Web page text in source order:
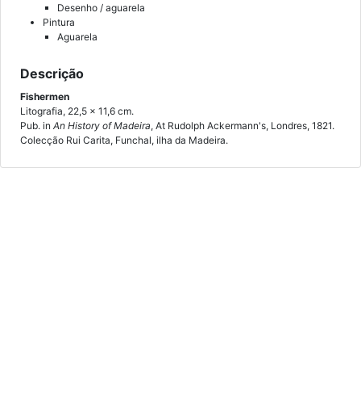
Desenho / aguarela
Pintura
Aguarela
Descrição
Fishermen
Litografia, 22,5 x 11,6 cm.
Pub. in An History of Madeira, At Rudolph Ackermann's, Londres, 1821.
Colecção Rui Carita, Funchal, ilha da Madeira.